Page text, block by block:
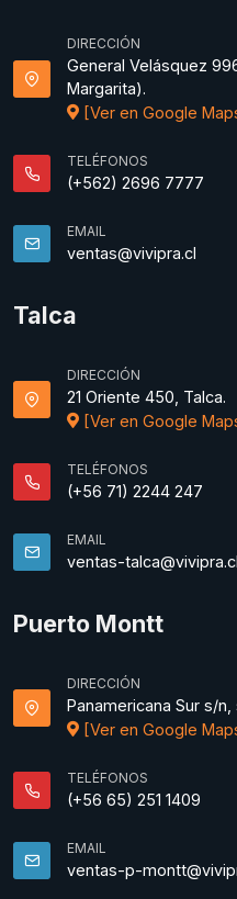
DIRECCIÓN
General Velásquez
Margarita).
[Ver en Google
TELÉFONOS
(+562) 2696 7777
EMAIL
ventas@vivipra.cl
Talca
DIRECCIÓN
21 Oriente 450, Talca.
[Ver en Google
TELÉFONOS
(+56 71) 2244 247
EMAIL
ventas-talca@vivipra.cl
Puerto Montt
DIRECCIÓN
Panamericana Sur s/
[Ver en Google
TELÉFONOS
(+56 65) 251 1409
EMAIL
ventas-p-